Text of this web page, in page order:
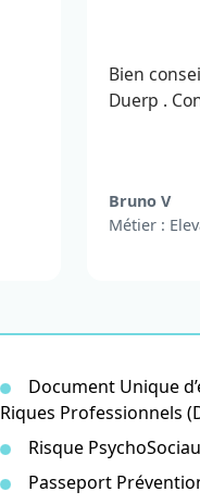
Bien
Duerp .
Bruno V
Métier :
Document Unique
Riques Professionnels
Risque
Passeport